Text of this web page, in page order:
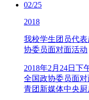
02/25
2018
我校学生团员代
协委员面对面活动
2018年2月24日下
全国政协委员面
青团新媒体中央厨